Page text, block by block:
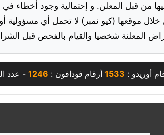
من قبل المعلن. و إحتمالية وجود أخطاء في
موقعها (كيو نمبر) لا تحمل أي مسؤولية
أوريدو : 1533 أرقام فودافون : 1246 - عدد